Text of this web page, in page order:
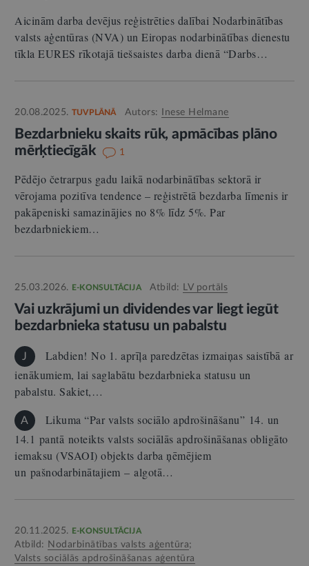
Aicinām darba devējus reģistrēties dalībai Nodarbinātības
valsts aģentūras (NVA) un Eiropas nodarbinātības dienestu
tīkla EURES rīkotajā tiešsaistes darba dienā “Darbs…
20.08.2025. TUVPLĀNĀ Autors: Inese Helmane
Bezdarbnieku skaits rūk, apmācības plāno
mērķtiecīgāk
1
Pēdējo četrarpus gadu laikā nodarbinātības sektorā ir
vērojama pozitīva tendence – reģistrētā bezdarba līmenis ir
pakāpeniski samazinājies no 8% līdz 5%. Par
bezdarbniekiem…
25.03.2026. E-KONSULTĀCIJA Atbild: LV portāls
Vai uzkrājumi un dividendes var liegt iegūt
bezdarbnieka statusu un pabalstu
J
Labdien! No 1. aprīļa paredzētas izmaiņas saistībā ar
ienākumiem, lai saglabātu bezdarbnieka statusu un
pabalstu. Sakiet,…
A
Likuma “Par valsts sociālo apdrošināšanu” 14. un
14.1 pantā noteikts valsts sociālās apdrošināšanas obligāto
iemaksu (VSAOI) objekts darba ņēmējiem
un pašnodarbinātajiem – algotā…
20.11.2025. E-KONSULTĀCIJA
Atbild: Nodarbinātības valsts aģentūra;
Valsts sociālās apdrošināšanas aģentūra